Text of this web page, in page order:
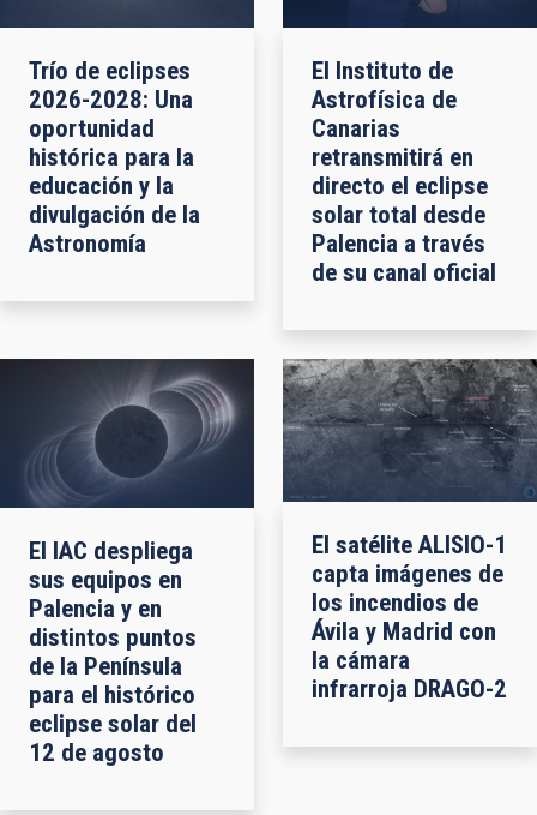
Trío de eclipses
2026-2028: Una
oportunidad
histórica para la
educación y la
divulgación de la
Astronomía
El Instituto de
Astrofísica de
Canarias
retransmitirá en
directo el eclipse
solar total desde
Palencia a través
de su canal oficial
El IAC despliega
sus equipos en
Palencia y en
distintos puntos
de la Península
para el histórico
eclipse solar del
12 de agosto
El satélite ALISIO-1
capta imágenes de
los incendios de
Ávila y Madrid con
la cámara
infrarroja DRAGO-2